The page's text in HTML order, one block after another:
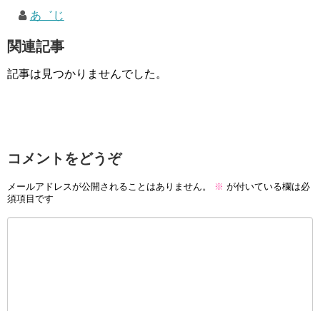
あ゛じ
関連記事
記事は見つかりませんでした。
コメントをどうぞ
メールアドレスが公開されることはありません。 ※ が付いている欄は必
須項目です